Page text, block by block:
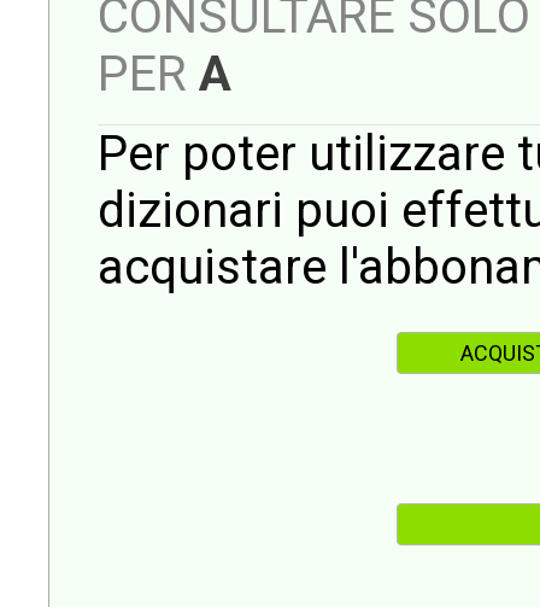
CONSULTARE
PER A
Per poter utilizzare
dizionari puoi
acquistare